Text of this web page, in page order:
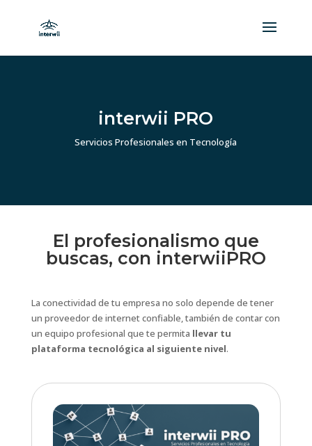
interwii PRO
Servicios Profesionales en Tecnología
El profesionalismo que
buscas, con interwiiPRO
La conectividad de tu empresa no solo depende de tener
un proveedor de internet confiable, también de contar con
un equipo profesional que te permita llevar tu
plataforma tecnológica al siguiente nivel.